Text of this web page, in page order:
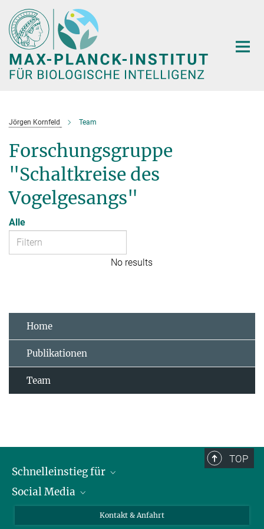
Hauptinhalt
Jörgen Kornfeld Team
Forschungsgruppe
"Schaltkreise des
Vogelgesangs"
Alle
No results
Home
Publikationen
Team
TOP
Schnelleinstieg für
Journalist*innen
Social Media
Kontakt & Anfahrt